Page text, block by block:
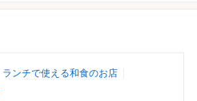
ランチで使える和食のお店